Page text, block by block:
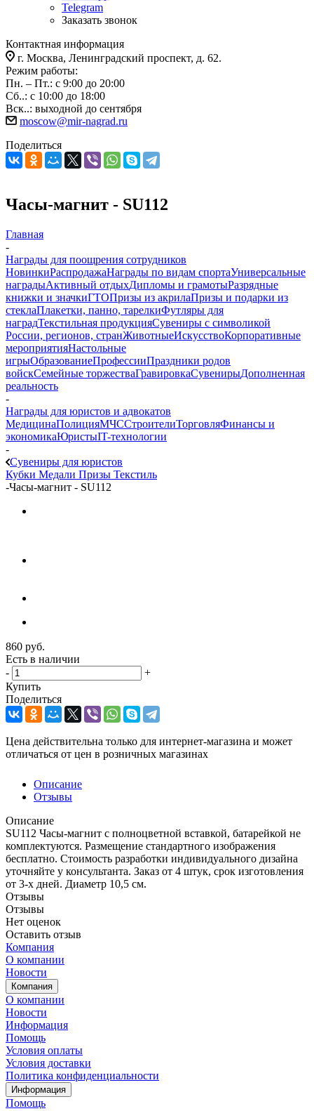
Telegram
Заказать звонок
Контактная информация
г. Москва, Ленинградский проспект, д. 62.
Режим работы:
Пн. – Пт.: с 9:00 до 20:00
Сб..: с 10:00 до 18:00
Вск..: выходной до сентября
moscow@mir-nagrad.ru
Поделиться
Часы-магнит - SU112
Главная
-
Награды для поощрения сотрудников
НовинкиРаспродажаНаграды по видам спортаУниверсальные
наградыАктивный отдыхДипломы и грамотыРазрядные
книжки и значкиГТОПризы из акрилаПризы и подарки из
стеклаПлакетки, панно, тарелкиФутляры для
наградТекстильная продукцияСувениры с символикой
России, регионов, странЖивотныеИскусствоКорпоративные
мероприятияНастольные
игрыОбразованиеПрофессииПраздники родов
войскСемейные торжестваГравировкаСувенирыДополненная
реальность
-
Награды для юристов и адвокатов
МедицинаПолицияМЧССтроителиТорговляФинансы и
экономикаЮристыIT-технологии
-
Сувениры для юристов
Кубки Медали Призы Текстиль
-Часы-магнит - SU112
860 руб.
Есть в наличии
-
+
Купить
Поделиться
Цена действительна только для интернет-магазина и может
отличаться от цен в розничных магазинах
Описание
Отзывы
Описание
SU112 Часы-магнит с полноцветной вставкой, батарейкой не
комплектуются. Размещение стандартного изображения
бесплатно. Стоимость разработки индивидуального дизайна
уточняйте у консультанта. Заказ от 4 штук, срок изготовления
от 3-х дней. Диаметр 10,5 см.
Отзывы
Отзывы
Нет оценок
Оставить отзыв
Компания
О компании
Новости
Компания
О компании
Новости
Информация
Помощь
Условия оплаты
Условия доставки
Политика конфиденциальности
Информация
Помощь